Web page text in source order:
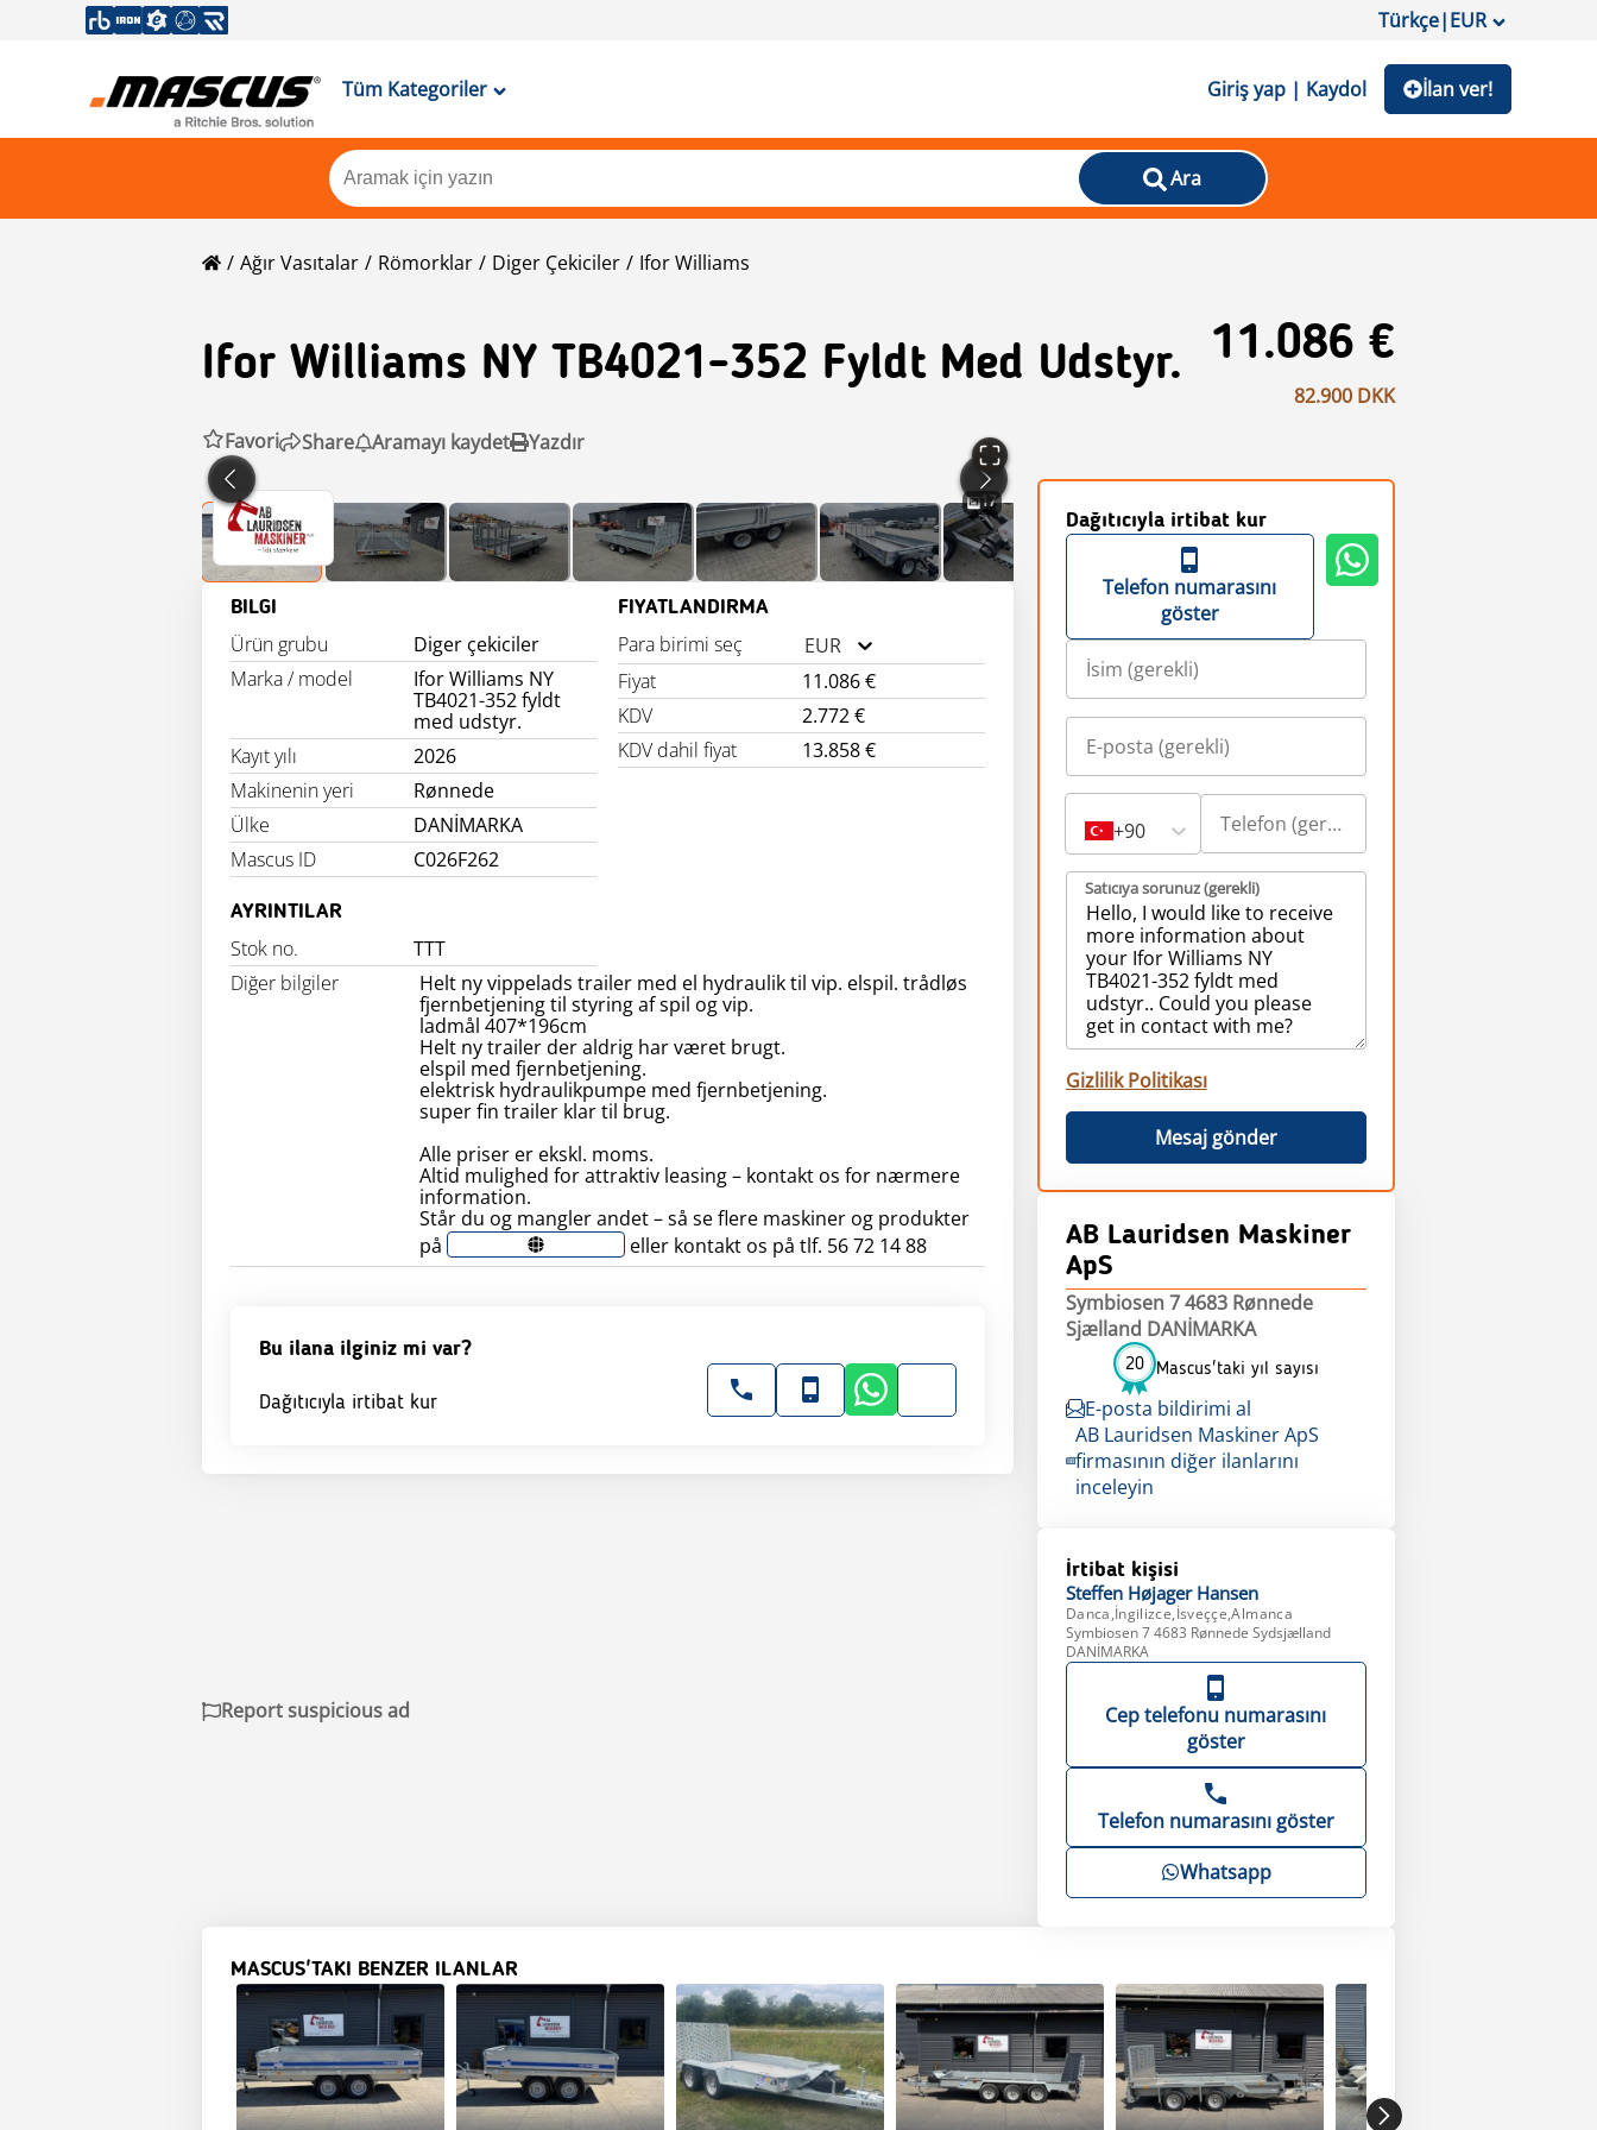
Türkçe|EUR
Tüm Kategoriler Giriş yap | Kaydol İlan ver!
Ara
Ağır Vasıtalar Römorklar Diger Çekiciler Ifor Williams
Ifor Williams NY TB4021-352 Fyldt Med Udstyr. 11.086 €
82.900 DKK
Favori
Share Aramayı kaydet Yazdır
17
BILGI
Ürün grubu
Diger çekiciler
Marka / model
Ifor Williams NY
TB4021-352 fyldt
med udstyr.
Kayıt yılı
2026
Makinenin yeri
Rønnede
Ülke
DANİMARKA
Mascus ID
C026F262
FIYATLANDIRMA
Para birimi seç
EUR
Fiyat
11.086 €
KDV
2.772 €
KDV dahil fiyat
13.858 €
AYRINTILAR
Stok no.
TTT
Diğer bilgiler
Helt ny vippelads trailer med el hydraulik til vip. elspil. trådløs
fjernbetjening til styring af spil og vip.
ladmål 407*196cm
Helt ny trailer der aldrig har været brugt.
elspil med fjernbetjening.
elektrisk hydraulikpumpe med fjernbetjening.
super fin trailer klar til brug.
Alle priser er ekskl. moms.
Altid mulighed for attraktiv leasing – kontakt os for nærmere
information.
Står du og mangler andet – så se flere maskiner og produkter
på
eller kontakt os på tlf. 56 72 14 88
Bu ilana ilginiz mi var?
Dağıtıcıyla irtibat kur
Dağıtıcıyla irtibat kur
Telefon numarasını
göster
+90
Satıcıya sorunuz (gerekli)
Gizlilik Politikası
Mesaj gönder
AB Lauridsen Maskiner
ApS
Symbiosen 7 4683 Rønnede
Sjælland DANİMARKA
20 Mascus'taki yıl sayısı
E-posta bildirimi al
AB Lauridsen Maskiner ApS
firmasının diğer ilanlarını
inceleyin
İrtibat kişisi
Steffen Højager Hansen
Danca,İngilizce,İsveççe,Almanca
Symbiosen 7 4683 Rønnede Sydsjælland
DANİMARKA
Cep telefonu numarasını
göster
Telefon numarasını göster
Whatsapp
Report suspicious ad
MASCUS'TAKI BENZER ILANLAR